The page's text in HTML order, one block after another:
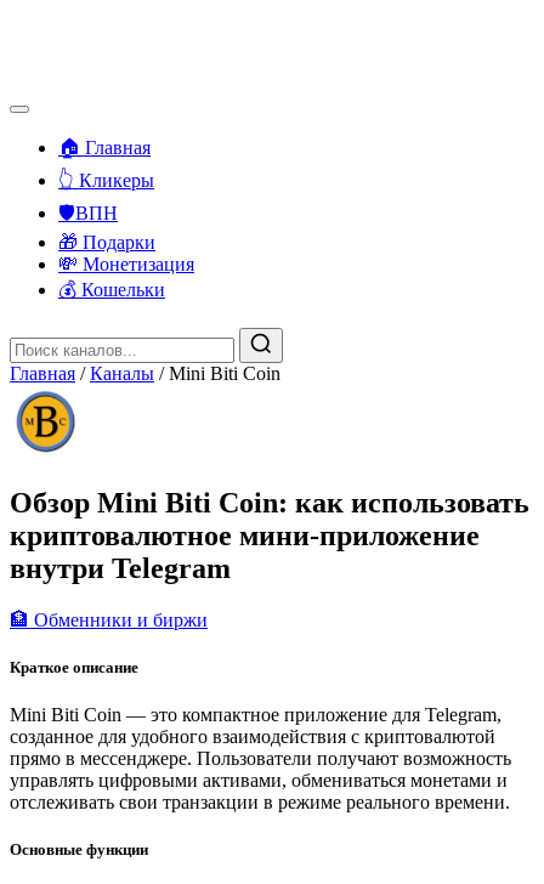
🏠 Главная
👆 Кликеры
🛡️ВПН
🎁 Подарки
💸 Монетизация
💰 Кошельки
Главная / Каналы / Mini Biti Coin
Обзор Mini Biti Coin: как использовать
криптовалютное мини-приложение
внутри Telegram
🏦 Обменники и биржи
Краткое описание
Mini Biti Coin — это компактное приложение для Telegram,
созданное для удобного взаимодействия с криптовалютой
прямо в мессенджере. Пользователи получают возможность
управлять цифровыми активами, обмениваться монетами и
отслеживать свои транзакции в режиме реального времени.
Основные функции